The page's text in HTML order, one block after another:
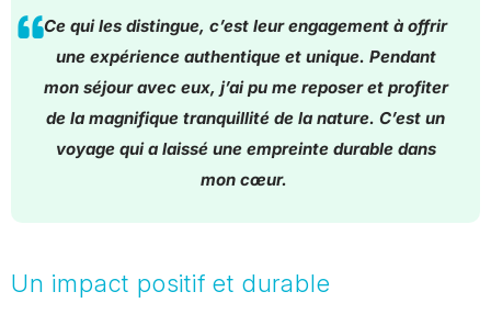
Ce qui les distingue, c’est leur engagement à offrir
une expérience authentique et unique. Pendant
mon séjour avec eux, j’ai pu me reposer et profiter
de la magnifique tranquillité de la nature. C’est un
voyage qui a laissé une empreinte durable dans
mon cœur.
Un impact positif et durable